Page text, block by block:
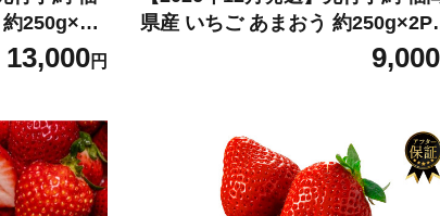
ちご 苺 イ
ーツ くだも
13,000円
県産 いちご あまおう 約250g×2P
(約500g) 冷蔵 小分け いちご 苺 イ
チゴ フルーツ 果物 スイーツ く
数量限定 期間限定
9,000